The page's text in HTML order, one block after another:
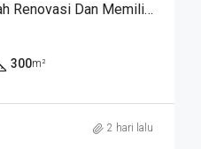
Kondisi Properti Ini Sudah Renovasi Dan Memiliki Desain Scandinavian Yang Menambah Daya Tarik Dan Estetika Properti Ini. Rumah Ini Berada Di Area Perumahan/komplek. Kurdi Timur
300m²
2 hari lalu